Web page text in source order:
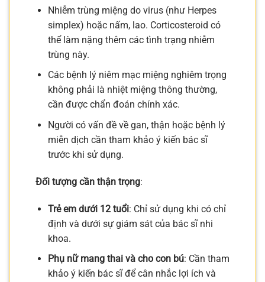
Nhiễm trùng miệng do virus (như Herpes
simplex) hoặc nấm, lao. Corticosteroid có
thể làm nặng thêm các tình trạng nhiễm
trùng này.
Các bệnh lý niêm mạc miệng nghiêm trọng
không phải là nhiệt miệng thông thường,
cần được chẩn đoán chính xác.
Người có vấn đề về gan, thận hoặc bệnh lý
miễn dịch cần tham khảo ý kiến bác sĩ
trước khi sử dụng.
Đối tượng cần thận trọng:
Trẻ em dưới 12 tuổi: Chỉ sử dụng khi có chỉ
định và dưới sự giám sát của bác sĩ nhi
khoa.
Phụ nữ mang thai và cho con bú: Cần tham
khảo ý kiến bác sĩ để cân nhắc lợi ích và